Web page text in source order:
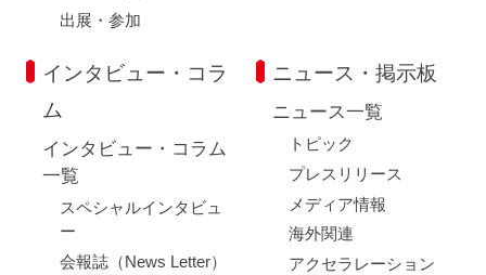
出展・参加
インタビュー・コラ
ム
インタビュー・コラム
一覧
スペシャルインタビュ
ー
会報誌（News Letter）
ニュース・掲示板
ニュース一覧
トピック
プレスリリース
メディア情報
海外関連
アクセラレーション